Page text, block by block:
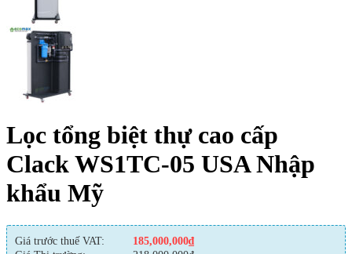
Lọc tổng biệt thự cao cấp
Clack WS1TC-05 USA Nhập
khẩu Mỹ
Giá trước thuế VAT: 185,000,000₫